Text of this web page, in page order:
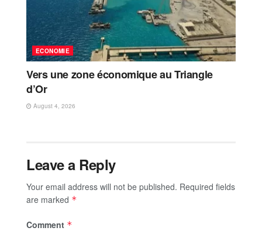
ECONOMIE
Vers une zone économique au Triangle
d’Or
August 4, 2026
Leave a Reply
Your email address will not be published. Required fields
are marked *
Comment *